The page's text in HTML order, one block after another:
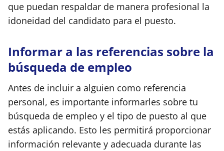
que puedan respaldar de manera profesional la
idoneidad del candidato para el puesto.
Informar a las referencias sobre la
búsqueda de empleo
Antes de incluir a alguien como referencia
personal, es importante informarles sobre tu
búsqueda de empleo y el tipo de puesto al que
estás aplicando. Esto les permitirá proporcionar
información relevante y adecuada durante las